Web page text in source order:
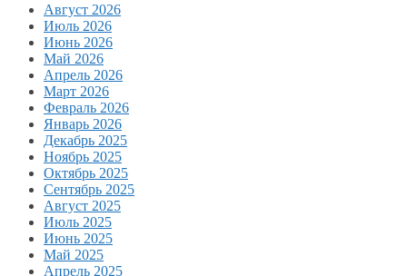
Август 2026
Июль 2026
Июнь 2026
Май 2026
Апрель 2026
Март 2026
Февраль 2026
Январь 2026
Декабрь 2025
Ноябрь 2025
Октябрь 2025
Сентябрь 2025
Август 2025
Июль 2025
Июнь 2025
Май 2025
Апрель 2025